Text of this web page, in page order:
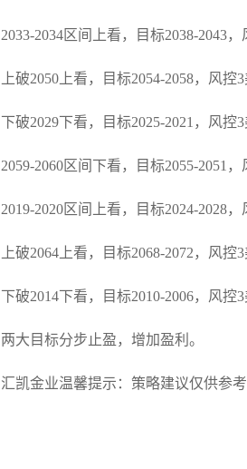
2033-2034区间上看，目标2038-2043，
上破2050上看，目标2054-2058，风控3
下破2029下看，目标2025-2021，风控3
2059-2060区间下看，目标2055-2051，
2019-2020区间上看，目标2024-2028，
上破2064上看，目标2068-2072，风控3
下破2014下看，目标2010-2006，风控3
两大目标分步止盈，增加盈利。
汇凯金业温馨提示：策略建议仅供参